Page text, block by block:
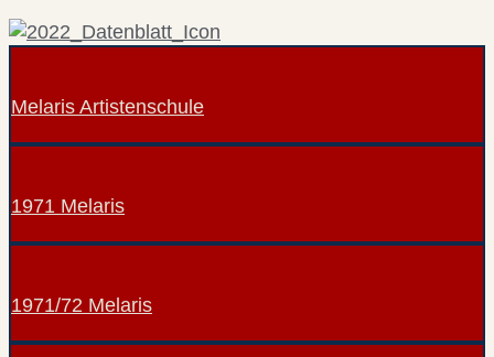
Melaris Artistenschule
1971 Melaris
1971/72 Melaris